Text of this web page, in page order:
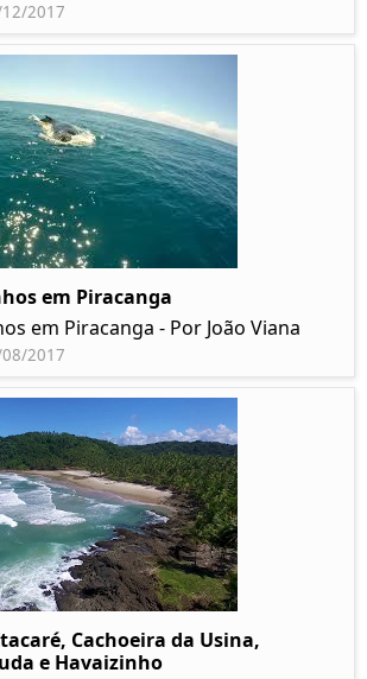
2017
em Piracanga
em Piracanga - Por João Viana
2017
Cachoeira da Usina,
e Havaizinho